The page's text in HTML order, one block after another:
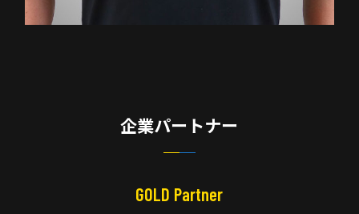
企業パートナー
GOLD Partner